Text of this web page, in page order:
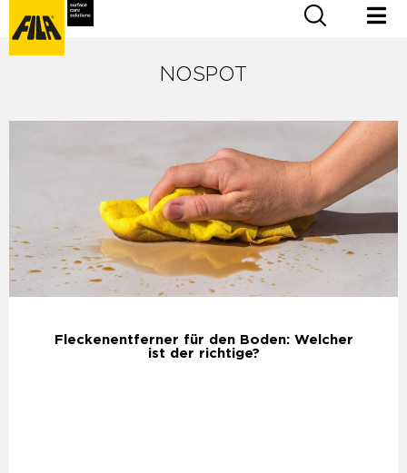
NOSPOT
Fleckenentferner für den Boden: Welcher
ist der richtige?